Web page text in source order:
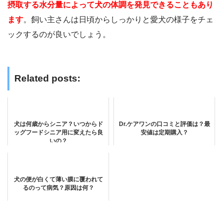
摂取する水分量によって犬の体調を発見できることもあり
ます。飼い主さんは日頃からしっかりと愛犬の様子をチェ
ックするのが良いでしょう。
Related posts:
犬は何歳からシニア？いつからド
ッグフードシニア用に変えたら良
いの？
Dr.ケアワンの口コミと評価は？最
安値は定期購入？
犬の便が白くて薄い膜に覆われて
るのって病気？原因は何？